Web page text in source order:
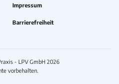
Impressum
Barrierefreiheit
- LPV GmbH 2026
vorbehalten.